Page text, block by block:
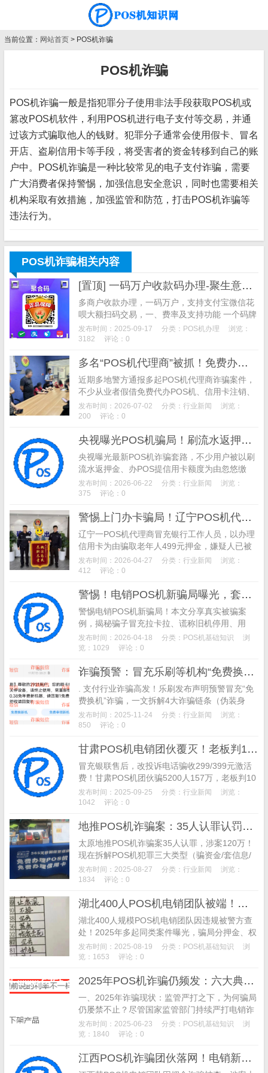
当前位置： 网站首页 > POS机诈骗
POS机诈骗
POS机诈骗一般是指犯罪分子使用非法手段获取POS机或
篡改POS机软件，利用POS机进行电子支付等交易，并通
过该方式骗取他人的钱财。犯罪分子通常会使用假卡、冒名
开店、盗刷信用卡等手段，将受害者的资金转移到自己的账
户中。POS机诈骗是一种比较常见的电子支付诈骗，需要
广大消费者保持警惕，加强信息安全意识，同时也需要相关
机构采取有效措施，加强监管和防范，打击POS机诈骗等
违法行为。
POS机诈骗相关内容
[置顶] 一码万户收款码办理-聚生意收款码办理
多商户收款办理，一码万户，支持支付宝微信花
呗大额扫码交易，一、费率及支持功能 一个码牌
搞定千万商户，全国商户任你选，费率如下图所
示： 支付宝和微信大额支付费率0.6%， 单笔最
现，单次加提现费2块
发布时间：2025-09-17 分类： POS机办理
浏览：
3182
评论：0
多名“POS机代理商”被抓！免费办机、信用卡注销、积分兑换诈骗案例汇总
近期多地警方通报多起POS机代理商诈骗案件，
不少从业者假借免费代办POS机、信用卡注销、
积分兑换、设备升级等名义盗刷用户资金、套路
商户，涉案金额数十万。本文整理真实案发经过
风险。
发布时间：2026-07-02 分类： 行业新闻
浏览：
200
评论：0
央视曝光POS机骗局！刷流水返押金新型诈骗，已有数千人中招
央视曝光最新POS机诈骗套路，不少用户被以刷
流水返押金、办POS提信用卡额度为由忽悠缴
费。揭秘团伙公司化作案手法与隐形陷阱，附真
实被骗案例、警方提醒及行业监管动向，教你避
发布时间：2026-06-22 分类： 行业新闻
浏览：
375
评论：0
警惕上门办卡骗局！辽宁POS机代理商冒充银行诈骗老年人499元押金
辽宁一POS机代理商冒充银行工作人员，以办理
信用卡为由骗取老年人499元押金，嫌疑人已被
警方抓获并追回全部钱款。警方提醒：任何提前
收取押金、保证金的办卡行为都是诈骗，务必通
发布时间：2026-04-27 分类： 行业新闻
浏览：
412
评论：0
警惕！电销POS机新骗局曝光，套路环环相扣，已有多人被骗
警惕电销POS机新骗局！本文分享真实被骗案
例，揭秘骗子冒充拉卡拉、谎称旧机停用、用
0.3%低费率诱导更换新机的全套套路，拆解4大
核心诈骗手段，提醒商家和个人避开POS机低费
财产安全。
发布时间：2026-04-18 分类： POS机基础知识
浏
览：1029
评论：0
诈骗预警：冒充乐刷等机构“免费换机”，乐刷支付已报警
. 支付行业诈骗高发！乐刷发布声明预警冒充“免
费换机”诈骗，一文拆解4大诈骗链条（伪装身
份、制造焦虑、套取信息、盗刷资金），附商户
避坑指南，教你识别冒充支付机构骗局，守住资
发布时间：2025-11-24 分类： 行业新闻
浏览：
850
评论：0
甘肃POS机电销团伙覆灭！老板判10年，5200人因299元激活费被骗157万
冒充银联售后，改投诉电话骗收299/399元激活
费！甘肃POS机团伙骗5200人157万，老板判10
年，还牵出公民信息贩卖，教你3招防骗。
发布时间：2025-09-25 分类： 行业新闻
浏览：
1042
评论：0
地推POS机诈骗案：35人认罪认罚，拆解POS机黑灰产业链与自保指南
太原地推POS机诈骗案35人认罪，涉案120万！
现在拆解POS机犯罪三大类型（骗资金/套信息/
洗钱），详解监管与支付机构防控措施，教你3
招避开POS机陷阱，守护资金与信息安全。
发布时间：2025-08-27 分类： 行业新闻
浏览：
1834
评论：0
湖北400人POS机电销团队被端！今年多起案件曝光，行业警钟再响
湖北400人规模POS机电销团队因违规被警方查
处！2025年多起同类案件曝光，骗局分押金、权
益类两种，量刑升至15年6个月。行业现生存困
境，大量从业者转向短视频平台合规发展，合规
发布时间：2025-08-19 分类： POS机基础知识
浏
览：1653
评论：0
2025年POS机诈骗仍频发：六大典型案例揭露电销骗术套路
一、2025年诈骗现状：监管严打之下，为何骗局
仍屡禁不止？尽管国家监管部门持续严打电销诈
骗，代理商高频发布防骗提醒，但2025年某知名
投诉网站数据显示，POS机相关投诉仍呈多发态
发布时间：2025-06-23 分类： POS机基础知识
浏
览：1840
评论：0
江西POS机诈骗团伙落网！电销新模式隐蔽作案引行业震动